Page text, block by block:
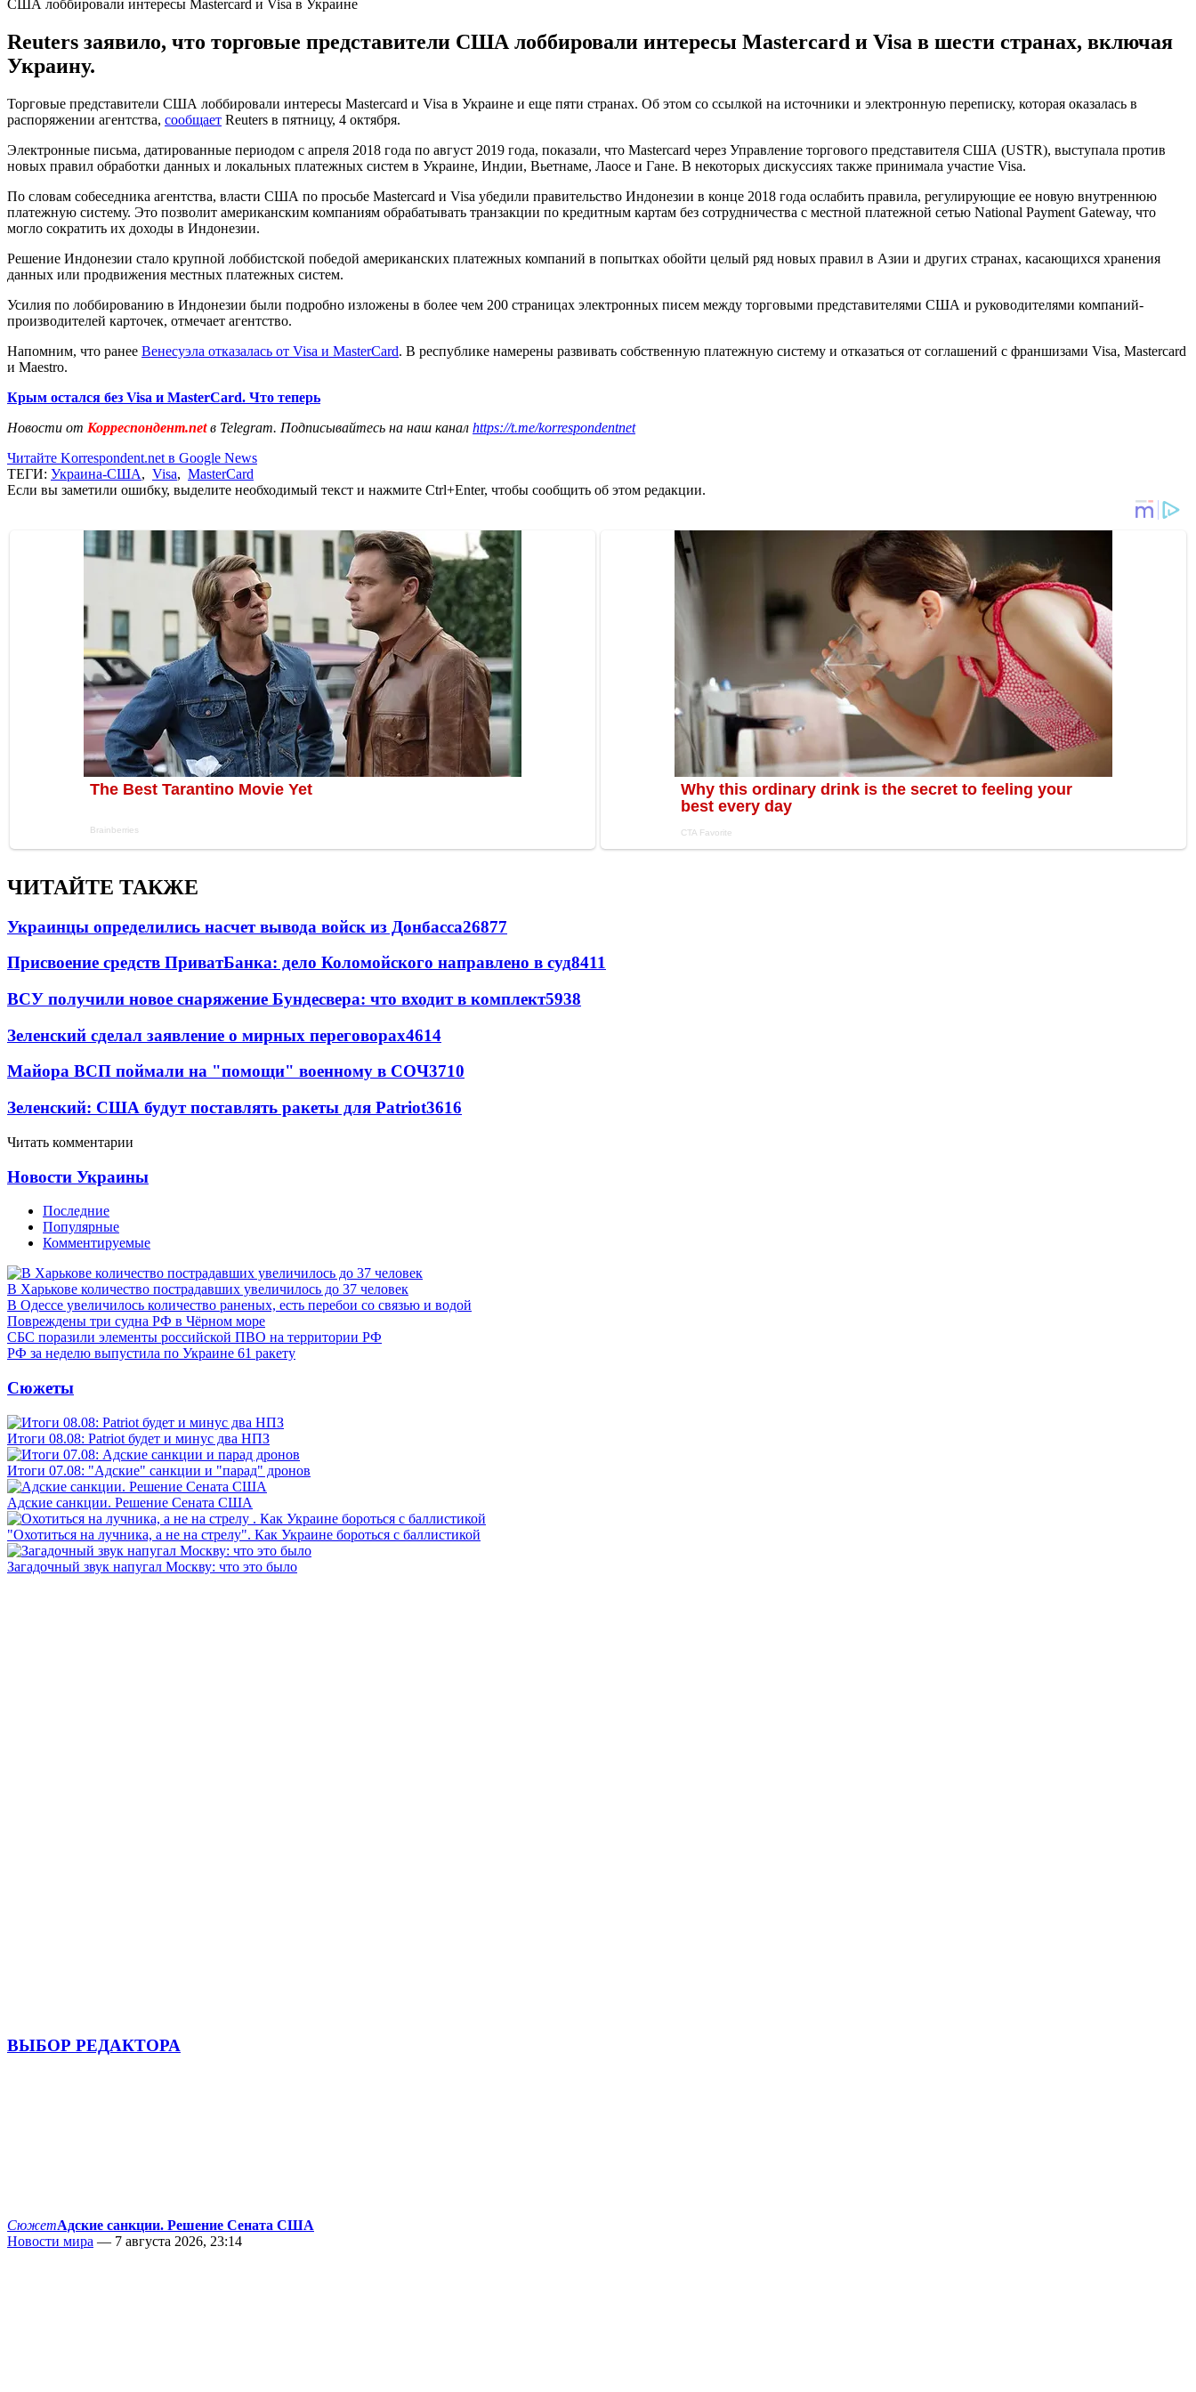
США лоббировали интересы Mastercard и Visa в Украине
Reuters заявило, что торговые представители США лоббировали интересы Mastercard и Visa в шести странах, включая
Украину.
Торговые представители США лоббировали интересы Mastercard и Visa в Украине и еще пяти странах. Об этом со ссылкой на источники и электронную переписку, которая оказалась в
распоряжении агентства, сообщает Reuters в пятницу, 4 октября.
Электронные письма, датированные периодом с апреля 2018 года по август 2019 года, показали, что Mastercard через Управление торгового представителя США (USTR), выступала против
новых правил обработки данных и локальных платежных систем в Украине, Индии, Вьетнаме, Лаосе и Гане. В некоторых дискуссиях также принимала участие Visa.
По словам собеседника агентства, власти США по просьбе Mastercard и Visa убедили правительство Индонезии в конце 2018 года ослабить правила, регулирующие ее новую внутреннюю
платежную систему. Это позволит американским компаниям обрабатывать транзакции по кредитным картам без сотрудничества с местной платежной сетью National Payment Gateway, что
могло сократить их доходы в Индонезии.
Решение Индонезии стало крупной лоббистской победой американских платежных компаний в попытках обойти целый ряд новых правил в Азии и других странах, касающихся хранения
данных или продвижения местных платежных систем.
Усилия по лоббированию в Индонезии были подробно изложены в более чем 200 страницах электронных писем между торговыми представителями США и руководителями компаний-
производителей карточек, отмечает агентство.
Напомним, что ранее Венесуэла отказалась от Visa и MasterCard. В республике намерены развивать собственную платежную систему и отказаться от соглашений с франшизами Visa, Mastercard
и Maestro.
Крым остался без Visa и MasterCard. Что теперь
Новости от Корреспондент.netв Telegram. Подписывайтесь на наш канал https://t.me/korrespondentnet
Читайте Korrespondent.net в Google News
ТЕГИ: Украина-США, Visa, MasterCard
Если вы заметили ошибку, выделите необходимый текст и нажмите Ctrl+Enter, чтобы сообщить об этом редакции.
ЧИТАЙТЕ ТАКЖЕ
Украинцы определились насчет вывода войск из Донбасса26877
Присвоение средств ПриватБанка: дело Коломойского направлено в суд8411
ВСУ получили новое снаряжение Бундесвера: что входит в комплект5938
Зеленский сделал заявление о мирных переговорах4614
Майора ВСП поймали на "помощи" военному в СОЧ3710
Зеленский: США будут поставлять ракеты для Patriot3616
Читать комментарии
Новости Украины
Последние
Популярные
Комментируемые
В Харькове количество пострадавших увеличилось до 37 человек
В Одессе увеличилось количество раненых, есть перебои со связью и водой
Повреждены три судна РФ в Чёрном море
СБС поразили элементы российской ПВО на территории РФ
РФ за неделю выпустила по Украине 61 ракету
Сюжеты
Итоги 08.08: Patriot будет и минус два НПЗ
Итоги 07.08: "Адские" санкции и "парад" дронов
Адские санкции. Решение Сената США
"Охотиться на лучника, а не на стрелу". Как Украине бороться с баллистикой
Загадочный звук напугал Москву: что это было
ВЫБОР РЕДАКТОРА
СюжетАдские санкции. Решение Сената США
Новости мира — 7 августа 2026, 23:14